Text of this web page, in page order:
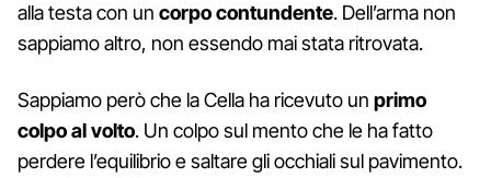
alla testa con un corpo contundente. Dell’arma non
sappiamo altro, non essendo mai stata ritrovata.
Sappiamo però che la Cella ha ricevuto un primo
colpo al volto. Un colpo sul mento che le ha fatto
perdere l’equilibrio e saltare gli occhiali sul pavimento.